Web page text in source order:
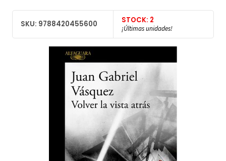
SKU: 9788420455600 STOCK: 2
¡Últimas unidades!